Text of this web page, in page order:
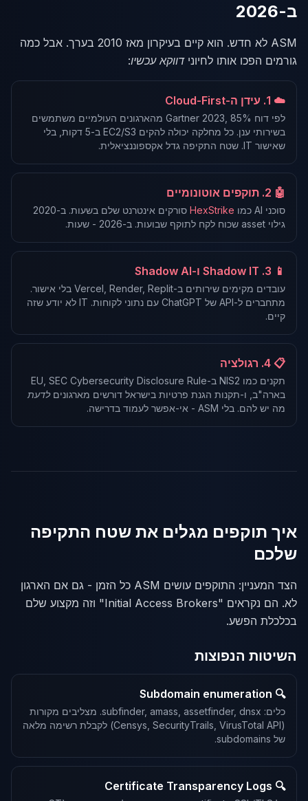
ב-2026
ASM לא חדש. הוא קיים בעיקרון מאז 2010 בערך. אבל כמה
גורמים הפכו אותו לחיונידווקא עכשיו:
☁️ 1. עידן ה-Cloud-First
לפי דוח Gartner 2023, 85% מהארגונים העולמיים משתמשים
בשירותי ענן. כל מחלקה יכולה להקים EC2/S3 ב-5 דקות, בלי
שאישור IT. שטח התקיפה גדל אקספוננציאלית.
🤖 2. תוקפים אוטונומיים
סוכני AI כמו HexStrike
סורקים אינטרנט שלם בשעות. ב-2020
גילוי asset שכוח לקח לתוקף שבועות. ב-2026 - שעות.
📱 3. Shadow IT ו-Shadow AI
עובדים מקימים שירותים ב-Vercel, Render, Replit בלי אישור.
מתחברים ל-API של ChatGPT עם נתוני לקוחות. IT לא יודע שזה
קיים.
📋 4. רגולציה
תקנים כמו NIS2 ב-EU, SEC Cybersecurity Disclosure Rule
בארה"ב, ו-תקנות הגנת פרטיות בישראל דורשים מארגוניםלדעת
מה יש להם. בלי ASM - אי-אפשר לעמוד בדרישה.
איך תוקפים מגלים את שטח התקיפה
שלכם
הצד המעניין: התוקפים עושים ASM כל הזמן - גם אם הארגון
לא. הם נקראים "Initial Access Brokers" וזה מקצוע שלם
בכלכלת הפשע.
השיטות הנפוצות
🔍 Subdomain enumeration
כלים: subfinder, amass, assetfinder, dnsx. מצליבים מקורות
(Censys, SecurityTrails, VirusTotal API) לקבלת רשימה מלאה
של subdomains.
🔍 Certificate Transparency Logs